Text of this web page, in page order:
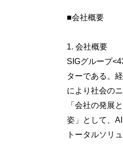
■会社概要
1. 会社概要
SIGグループ
ターである。
により社会の
「会社の発展
姿」として、
トータルソリ